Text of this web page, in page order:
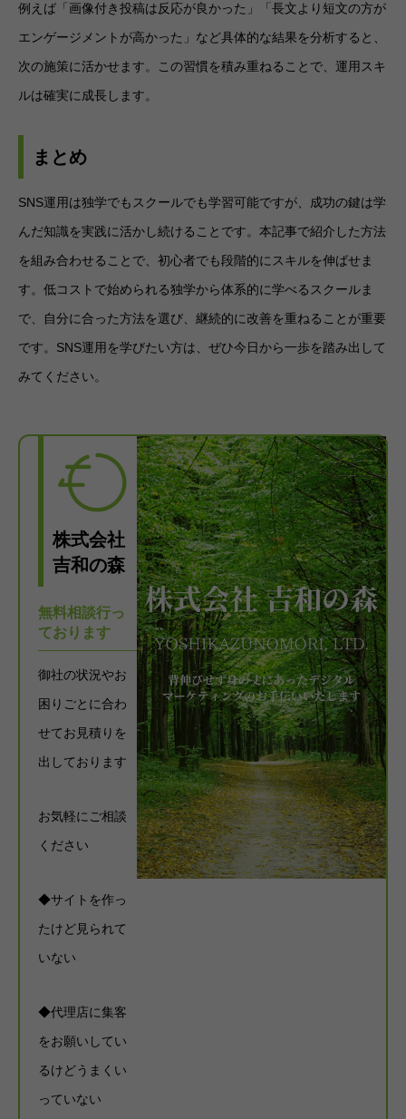
例えば「画像付き投稿は反応が良かった」「長文より短文の方が
エンゲージメントが高かった」など具体的な結果を分析すると、
次の施策に活かせます。この習慣を積み重ねることで、運用スキ
ルは確実に成長します。
まとめ
SNS運用は独学でもスクールでも学習可能ですが、成功の鍵は学
んだ知識を実践に活かし続けることです。本記事で紹介した方法
を組み合わせることで、初心者でも段階的にスキルを伸ばせま
す。低コストで始められる独学から体系的に学べるスクールま
で、自分に合った方法を選び、継続的に改善を重ねることが重要
です。SNS運用を学びたい方は、ぜひ今日から一歩を踏み出して
みてください。
株式会社
吉和の森
無料相談行っ
ております
御社の状況やお
困りごとに合わ
せてお見積りを
出しております
お気軽にご相談
ください
◆サイトを作っ
たけど見られて
いない
◆代理店に集客
をお願いしてい
るけどうまくい
っていない